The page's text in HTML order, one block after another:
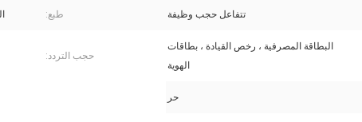
تتفاعل حجب وظيفة طبع:
البطاقة المصرفية ، رخص القيادة ، بطاقات
الهوية
حجب التردد:
حر